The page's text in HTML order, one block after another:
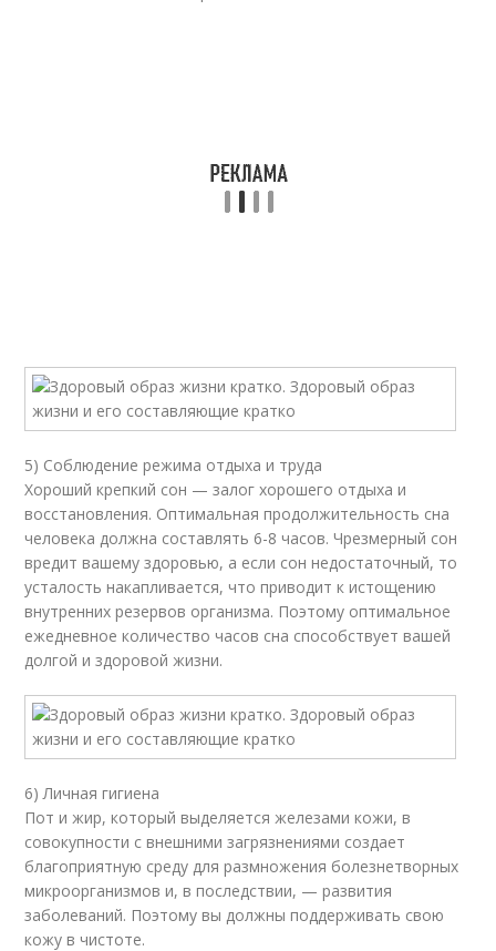
5) Соблюдение режима отдыха и труда
Хороший крепкий сон — залог хорошего отдыха и
восстановления. Оптимальная продолжительность сна
человека должна составлять 6-8 часов. Чрезмерный сон
вредит вашему здоровью, а если сон недостаточный, то
усталость накапливается, что приводит к истощению
внутренних резервов организма. Поэтому оптимальное
ежедневное количество часов сна способствует вашей
долгой и здоровой жизни.
6) Личная гигиена
Пот и жир, который выделяется железами кожи, в
совокупности с внешними загрязнениями создает
благоприятную среду для размножения болезнетворных
микроорганизмов и, в последствии, — развития
заболеваний. Поэтому вы должны поддерживать свою
кожу в чистоте.